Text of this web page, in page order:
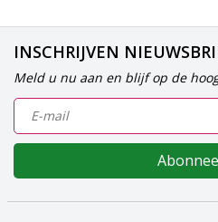
INSCHRIJVEN
Meld u nu aan en blijf op de